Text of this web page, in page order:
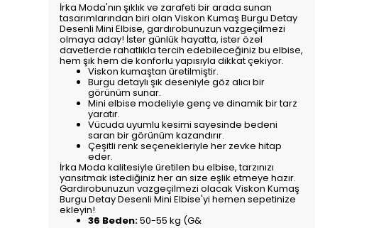
İrka Moda'nın şıklık ve zarafeti bir arada sunan
tasarımlarından biri olan Viskon Kumaş Burgu Detay
Desenli Mini Elbise, gardırobunuzun vazgeçilmezi
olmaya aday! İster günlük hayatta, ister özel
davetlerde rahatlıkla tercih edebileceğiniz bu elbise,
hem şık hem de konforlu yapısıyla dikkat çekiyor.
Viskon kumaştan üretilmiştir.
Burgu detaylı şık deseniyle göz alıcı bir
görünüm sunar.
Mini elbise modeliyle genç ve dinamik bir tarz
yaratır.
Vücuda uyumlu kesimi sayesinde bedeni
saran bir görünüm kazandırır.
Çeşitli renk seçenekleriyle her zevke hitap
eder.
İrka Moda kalitesiyle üretilen bu elbise, tarzınızı
yansıtmak istediğiniz her an size eşlik etmeye hazır.
Gardırobunuzun vazgeçilmezi olacak Viskon Kumaş
Burgu Detay Desenli Mini Elbise'yi hemen sepetinize
ekleyin!
36 Beden:50-55 kg (G&